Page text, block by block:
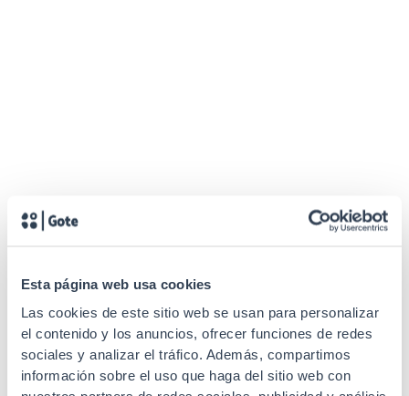
Esta página web usa cookies
Las cookies de este sitio web se usan para personalizar
el contenido y los anuncios, ofrecer funciones de redes
sociales y analizar el tráfico. Además, compartimos
información sobre el uso que haga del sitio web con